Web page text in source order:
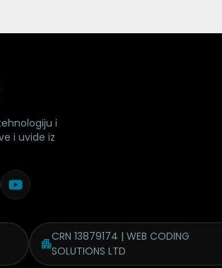
i
i uvide iz
CRN 13879174 | WEB CODING
SOLUTIONS LTD